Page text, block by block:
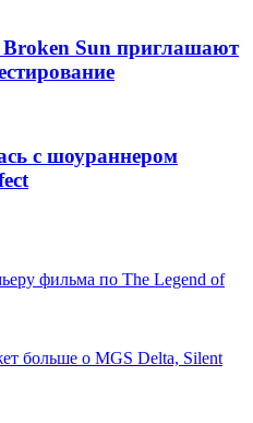
Sun приглашают
с шоураннером
фильма по The Legend of
больше о MGS Delta, Silent